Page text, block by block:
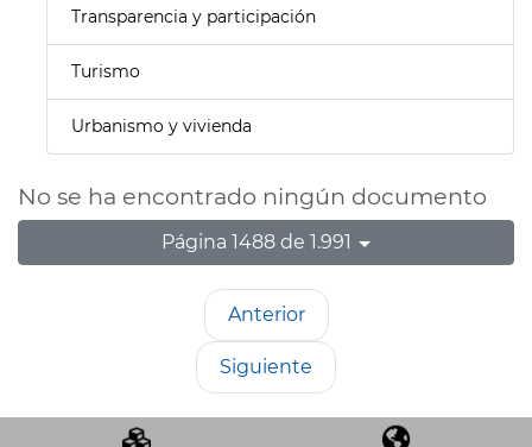
Transparencia y participación
Turismo
Urbanismo y vivienda
No se ha encontrado ningún documento
Página 1488 de 1.991
Anterior
Siguiente